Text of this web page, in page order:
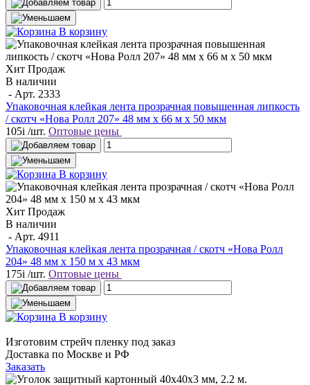
В корзину
Хит Продаж
В наличии
- Арт. 2333
Упаковочная клейкая лента прозрачная повышенная липкость
/ скотч «Нова Ролл 207» 48 мм х 66 м х 50 мкм
105i /шт. Оптовые цены
В корзину
Хит Продаж
В наличии
- Арт. 4911
Упаковочная клейкая лента прозрачная / скотч «Нова Ролл
204» 48 мм х 150 м х 43 мкм
175i /шт. Оптовые цены
В корзину
Изготовим стрейч пленку под заказ
Доставка по Москве и РФ
Заказать